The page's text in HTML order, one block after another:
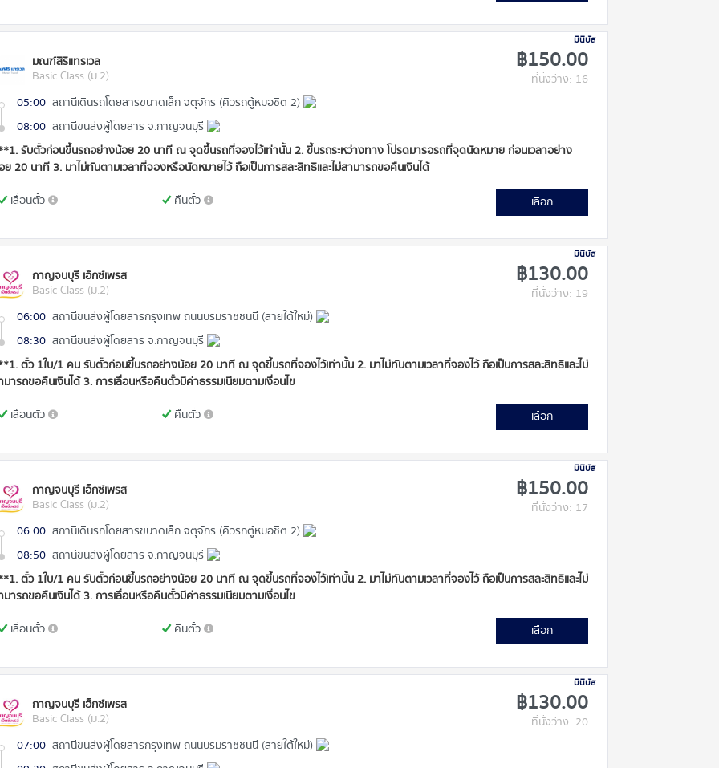
มินิบัส
มณฑ์สิริแทรเวล
Basic Class (ม.2)
฿150.00
ที่นั่งว่าง: 16
05:00 สถานีเดินรถโดยสารขนาดเล็ก จตุจักร (คิวรถตู้หมอชิต 2)
08:00 สถานีขนส่งผู้โดยสาร จ.กาญจนบุรี
รับตั๋วก่อนขึ้นรถอย่างน้อย 20 นาที ณ จุดขึ้นรถที่จองไว้เท่านั้น 2. ขึ้นรถระหว่างทาง โปรดมารอรถที่จุดนัดหมาย ก่อนเวลาอย่าง
ย 20 นาที 3. มาไม่ทันตามเวลาที่จองหรือนัดหมายไว้ ถือเป็นการสละสิทธิและไม่สามารถขอคืนเงินได้
เลื่อนตั๋ว
คืนตั๋ว เลือก
มินิบัส
กาญจนบุรี เอ็กซ์เพรส
Basic Class (ม.2)
฿130.00
ที่นั่งว่าง: 19
06:00 สถานีขนส่งผู้โดยสารกรุงเทพ ถนนบรมราชชนนี (สายใต้ใหม่)
08:30 สถานีขนส่งผู้โดยสาร จ.กาญจนบุรี
ตั๋ว 1ใบ/1 คน รับตั๋วก่อนขึ้นรถอย่างน้อย 20 นาที ณ จุดขึ้นรถที่จองไว้เท่านั้น 2. มาไม่ทันตามเวลาที่จองไว้ ถือเป็นการสละสิทธิและไม่
มารถขอคืนเงินได้ 3. การเลื่อนหรือคืนตั๋วมีค่าธรรมเนียมตามเงื่อนไข
เลื่อนตั๋ว
คืนตั๋ว เลือก
มินิบัส
กาญจนบุรี เอ็กซ์เพรส
Basic Class (ม.2)
฿150.00
ที่นั่งว่าง: 17
06:00 สถานีเดินรถโดยสารขนาดเล็ก จตุจักร (คิวรถตู้หมอชิต 2)
08:50 สถานีขนส่งผู้โดยสาร จ.กาญจนบุรี
ตั๋ว 1ใบ/1 คน รับตั๋วก่อนขึ้นรถอย่างน้อย 20 นาที ณ จุดขึ้นรถที่จองไว้เท่านั้น 2. มาไม่ทันตามเวลาที่จองไว้ ถือเป็นการสละสิทธิและไม่
มารถขอคืนเงินได้ 3. การเลื่อนหรือคืนตั๋วมีค่าธรรมเนียมตามเงื่อนไข
เลื่อนตั๋ว
คืนตั๋ว เลือก
มินิบัส
กาญจนบุรี เอ็กซ์เพรส
Basic Class (ม.2)
฿130.00
ที่นั่งว่าง: 20
07:00 สถานีขนส่งผู้โดยสารกรุงเทพ ถนนบรมราชชนนี (สายใต้ใหม่)